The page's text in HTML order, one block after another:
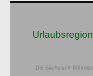
Die Sächsisch-